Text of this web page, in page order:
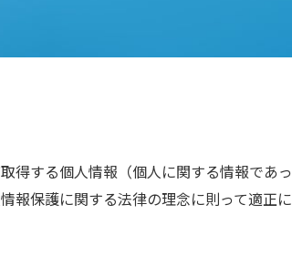
得する個人情報（個人に関する情報であ
報保護に関する法律の理念に則って適正に